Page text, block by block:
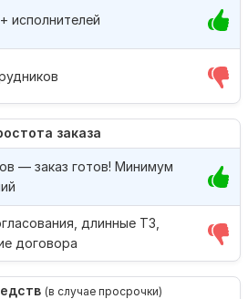
исполнителей
заказа
длинные ТЗ,
договора
— заказ готов! Минимум
(в случае просрочки)